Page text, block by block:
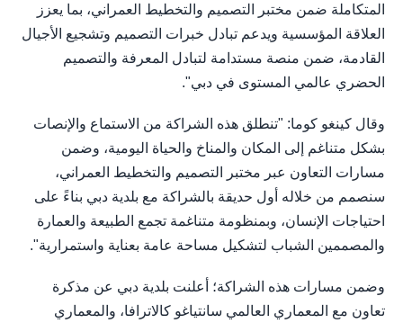
المتكاملة ضمن مختبر التصميم والتخطيط العمراني، بما يعزز
العلاقة المؤسسية ويدعم تبادل خبرات التصميم وتشجيع الأجيال
القادمة، ضمن منصة مستدامة لتبادل المعرفة والتصميم
الحضري عالمي المستوى في دبي".
وقال كينغو كوما: "تنطلق هذه الشراكة من الاستماع والإنصات
بشكل متناغم إلى المكان والمناخ والحياة اليومية، وضمن
مسارات التعاون عبر مختبر التصميم والتخطيط العمراني،
سنصمم من خلاله أول حديقة بالشراكة مع بلدية دبي بناءً على
احتياجات الإنسان، وبمنظومة متناغمة تجمع الطبيعة والعمارة
والمصممين الشباب لتشكيل مساحة عامة بعناية واستمرارية".
وضمن مسارات هذه الشراكة؛ أعلنت بلدية دبي عن مذكرة
تعاون مع المعماري العالمي سانتياغو كالاترافا، والمعماري